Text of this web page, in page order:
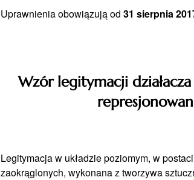
Uprawnienia obowiązują od 31 sierpnia
Wzór legitymacji
Legitymacja w układzie poziomym, w
zaokrąglonych, wykonana z tworzywa